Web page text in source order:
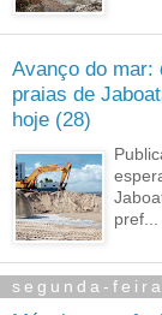
Avanço do mar:
praias de
hoje (28)
pref...
segunda-